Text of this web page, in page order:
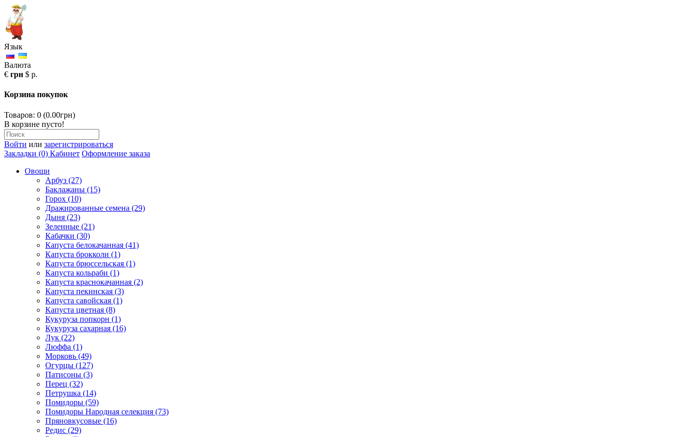
Язык
Валюта
€ грн $ р.
Корзина покупок
Товаров: 0 (0.00грн)
В корзине пусто!
Войти или зарегистрироваться
Закладки (0) Кабинет Оформление заказа
Овощи
Арбуз (27)
Баклажаны (15)
Горох (10)
Дражированные семена (29)
Дыня (23)
Зеленные (21)
Кабачки (30)
Капуста белокачанная (41)
Капуста брокколи (1)
Капуста брюссельская (1)
Капуста кольраби (1)
Капуста краснокачанная (2)
Капуста пекинская (3)
Капуста савойская (1)
Капуста цветная (8)
Кукуруза попкорн (1)
Кукуруза сахарная (16)
Лук (22)
Люффа (1)
Морковь (49)
Огурцы (127)
Патисоны (3)
Перец (32)
Петрушка (14)
Помидоры (59)
Помидоры Народная селекция (73)
Пряновкусовые (16)
Редис (29)